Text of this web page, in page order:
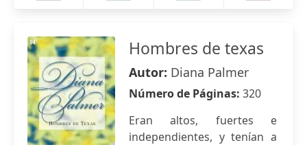
Hombres de texas
Autor: Diana Palmer
Número de Páginas: 320
Eran altos, fuertes e
independientes, y tenían a